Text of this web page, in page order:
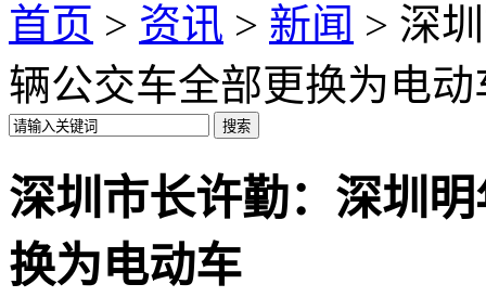
首页 > 资讯 > 新闻 > 深
辆公交车全部更换为电动
深圳市长许勤：深圳
换为电动车